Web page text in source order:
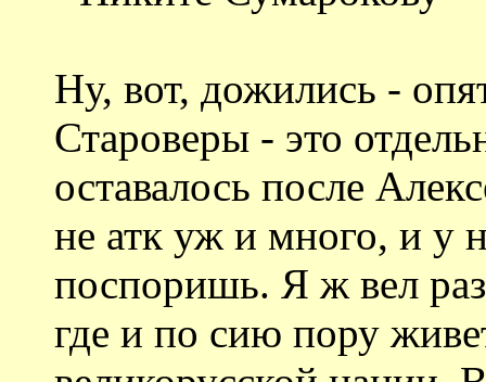
Ну, вот, дожились -
Староверы - это
оставалось после
не атк уж и много, и у
поспоришь. Я ж вел
где и по сию пору